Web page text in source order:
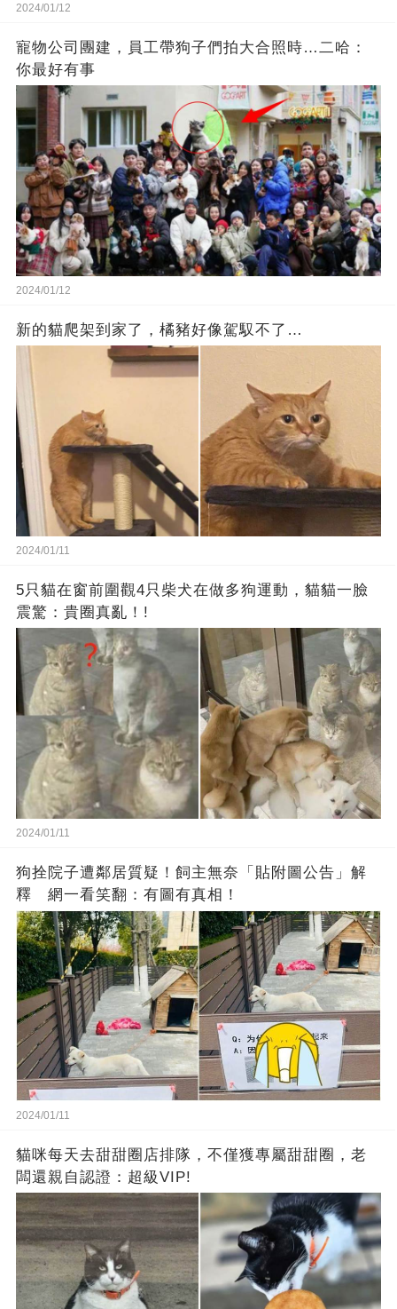
2024/01/12
寵物公司團建，員工帶狗子們拍大合照時…二哈：
你最好有事
2024/01/12
新的貓爬架到家了，橘豬好像駕馭不了…
2024/01/11
5只貓在窗前圍觀4只柴犬在做多狗運動，貓貓一臉
震驚：貴圈真亂！!
2024/01/11
狗拴院子遭鄰居質疑！飼主無奈「貼附圖公告」解
釋 網一看笑翻：有圖有真相！
2024/01/11
貓咪每天去甜甜圈店排隊，不僅獲專屬甜甜圈，老
闆還親自認證：超級VIP!